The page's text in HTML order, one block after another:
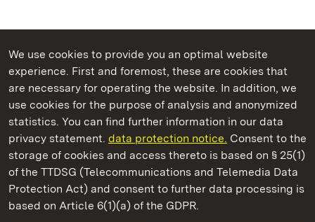
We use cookies to provide you an optimal website
experience. First and foremost, these are cookies that
are necessary for operating the website. In addition, we
use cookies for the purpose of analysis and anonymized
statistics. You can find further information in our data
privacy statement. data protection notice. Consent to the
storage of cookies and access thereto is based on § 25(1)
of the TTDSG (Telecommunications and Telemedia Data
Protection Act) and consent to further data processing is
based on Article 6(1)(a) of the GDPR.
State Palaces and Gardens of Baden-Wuerttemberg
Staatliche Schlösser und Gärten Baden‑Württemberg